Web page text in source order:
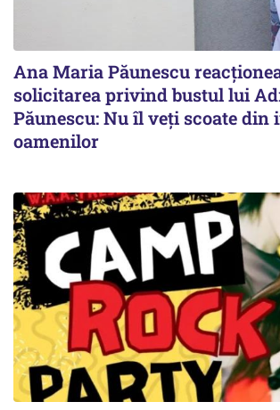
Ana Maria Păunescu
solicitarea privind bustul lui
Păunescu: Nu îl veți scoate din
oamenilor